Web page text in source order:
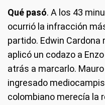
Qué pasó. A los 43
ocurrió la infracción
partido. Edwin Cardona
aplicó un codazo a
atrás a marcarlo.
ingresado
colombiano merecía la